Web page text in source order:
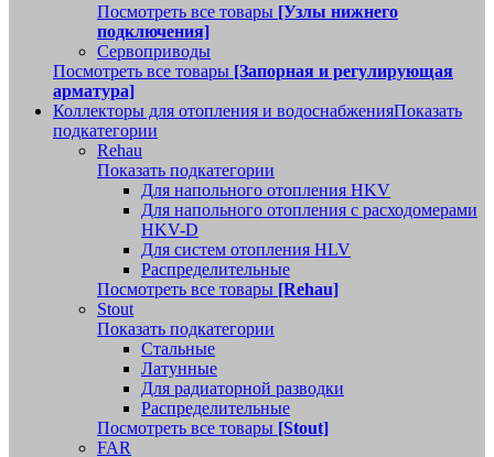
Посмотреть все товары [Узлы нижнего
подключения]
Сервоприводы
Посмотреть все товары [Запорная и регулирующая
арматура]
Коллекторы для отопления и водоснабженияПоказать
подкатегории
Rehau
Показать подкатегории
Для напольного отопления HKV
Для напольного отопления с расходомерами
HKV-D
Для систем отопления HLV
Распределительные
Посмотреть все товары [Rehau]
Stout
Показать подкатегории
Стальные
Латунные
Для радиаторной разводки
Распределительные
Посмотреть все товары [Stout]
FAR